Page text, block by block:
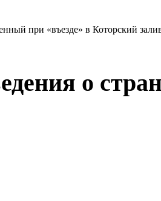
при «въезде» в Которский
о